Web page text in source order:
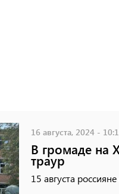
16 августа, 2024 -
В громаде на
траур
15 августа